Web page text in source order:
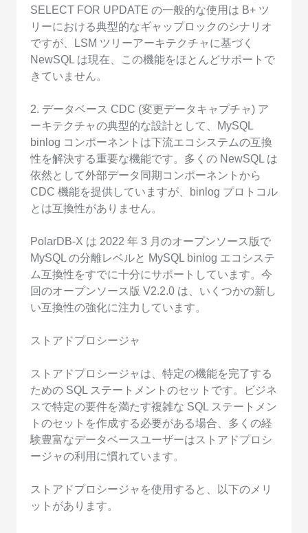
SELECT FOR UPDATE の一般的な使用は B+ ツ
リーにおける典型的なギャップロックのシナリオ
ですが、LSM ツリーアーキテクチャに基づく
NewSQL は現在、この機能をほとんどサポートで
きていません。
2. データベース CDC (変更データキャプチャ) ア
ーキテクチャの典型的な設計として、MySQL
binlog コンポーネントは下流エコシステムの互換
性を解決する重要な機能です。多くの NewSQL は
依然として外部データ同期コンポーネントから
CDC 機能を提供していますが、binlog プロトコル
とは互換性がありません。
PolarDB-X は 2022 年 3 月のオープンソース版で
MySQL の分離レベルと MySQL binlog エコシステ
ム互換性をすでに十分にサポートしています。今
回のオープンソース版 V2.2.0 は、いくつかの新し
い互換性の強化に注力しています。
ストアドプロシージャ
ストアドプロシージャは、特定の機能を完了する
ための SQL ステートメントのセットです。ビジネ
スで特定の要件を満たす複雑な SQL ステートメン
トのセットを作成する必要がある場合、多くの経
験豊富なデータベースユーザーはストアドプロシ
ージャの利用に慣れています。
ストアドプロシージャを使用すると、以下のメリ
ットがあります。